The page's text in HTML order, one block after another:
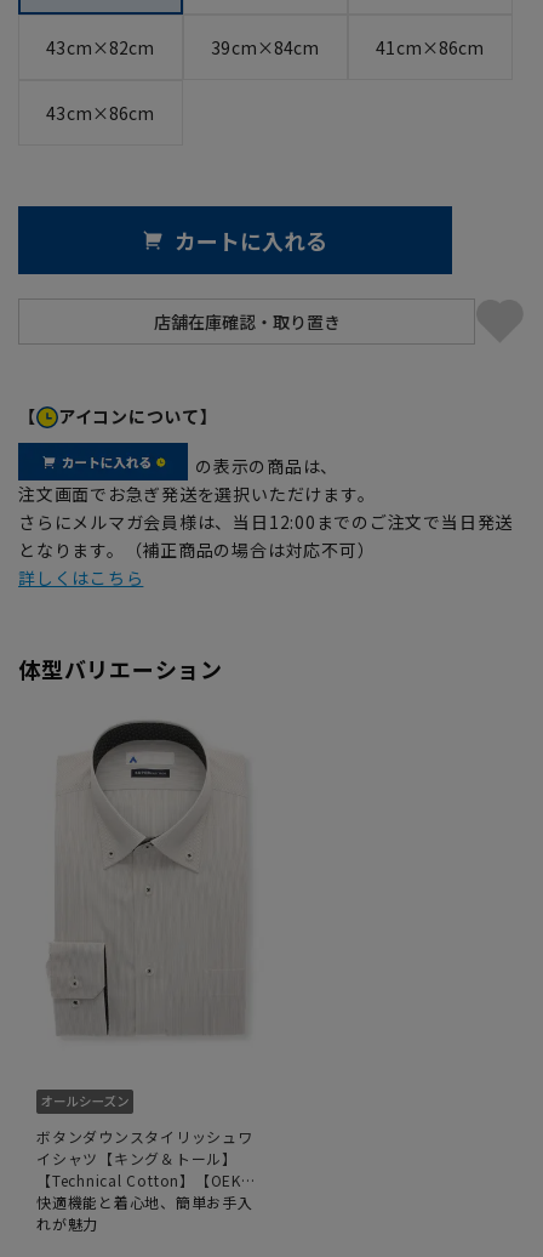
43cm×82cm 39cm×84cm 41cm×86cm
43cm×86cm
カートに入れる
【 アイコンについて】
の表示の商品は、
注文画面でお急ぎ発送を選択いただけます。
さらにメルマガ会員様は、当日12:00までのご注文で当日発送
となります。（補正商品の場合は対応不可）
詳しくはこちら
体型バリエーション
ボタンダウンスタイリッシュワ
イシャツ【キング＆トール】
【Technical Cotton】【OEKO-
TEX】
快適機能と着心地、簡単お手入
れが魅力